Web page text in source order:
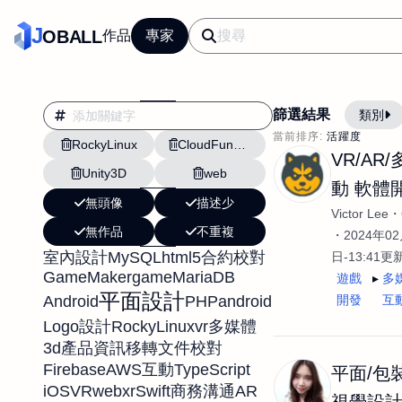
JOBALL作品 專家
RockyLinux
Unity3D
web
無頭像
描述少
無作品
不重複
室內設計MySQLhtml5合約校對
GameMakergameMariaDB
Android平面設計PHPandroid
Logo設計RockyLinuxvr多媒體
3d產品資訊移轉文件校對
FirebaseAWS互動TypeScript
iOSVRwebxrSwift商務溝通AR
篩選結果 類別
當前排序: 活躍度
翻譯
影片剪輯
平面
設計插畫
網站設計與架設
文案撰寫翻譯虛擬
DM傳單海報平面設
VR/AR/
動 軟體
Victor Lee
2024年
日-13:41更
遊戲
開發
多
互
平面/包